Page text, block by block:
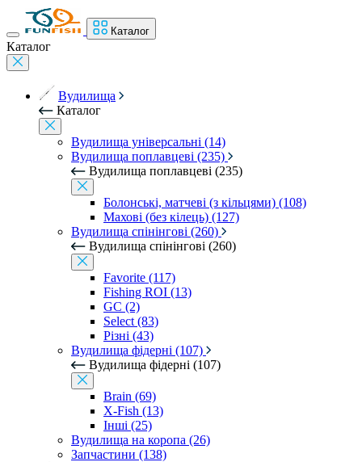
Каталог
Каталог
Вудилища
Каталог
Вудилища універсальні (14)
Вудилища поплавцеві (235)
Вудилища поплавцеві (235)
Болонські, матчеві (з кільцями) (108)
Махові (без кілець) (127)
Вудилища спінінгові (260)
Вудилища спінінгові (260)
Favorite (117)
Fishing ROI (13)
GC (2)
Select (83)
Різні (43)
Вудилища фідерні (107)
Вудилища фідерні (107)
Brain (69)
X-Fish (13)
Інші (25)
Вудилища на коропа (26)
Запчастини (138)